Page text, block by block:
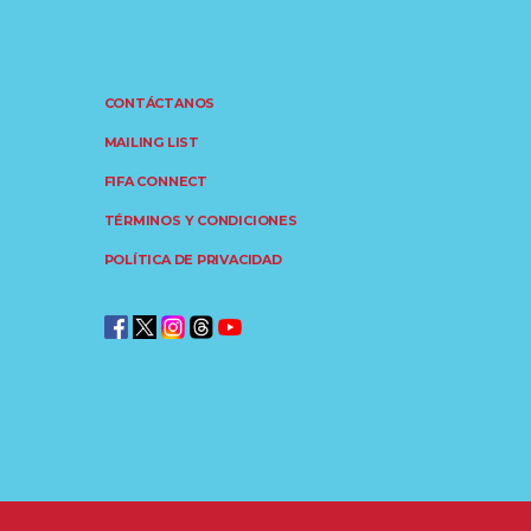
CONTÁCTANOS
MAILING LIST
FIFA CONNECT
TÉRMINOS Y CONDICIONES
POLÍTICA DE PRIVACIDAD